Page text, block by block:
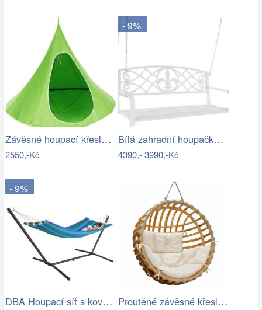
Závěsné houpací křeslo Kids zelená
2550,-Kč
- 9%
Bílá zahradní houpačka Ameli
4390,-3990,-Kč
- 9%
DBA Houpací síť s kovovým rámem 200 x… Proutěné závěsné křeslo Elis, přírodní…